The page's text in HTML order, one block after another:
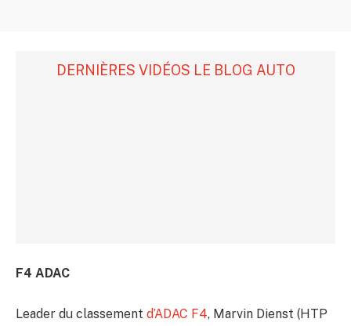
DERNIÈRES VIDÉOS LE BLOG AUTO
F4 ADAC
Leader du classement d’ADAC F4, Marvin Dienst (HTP